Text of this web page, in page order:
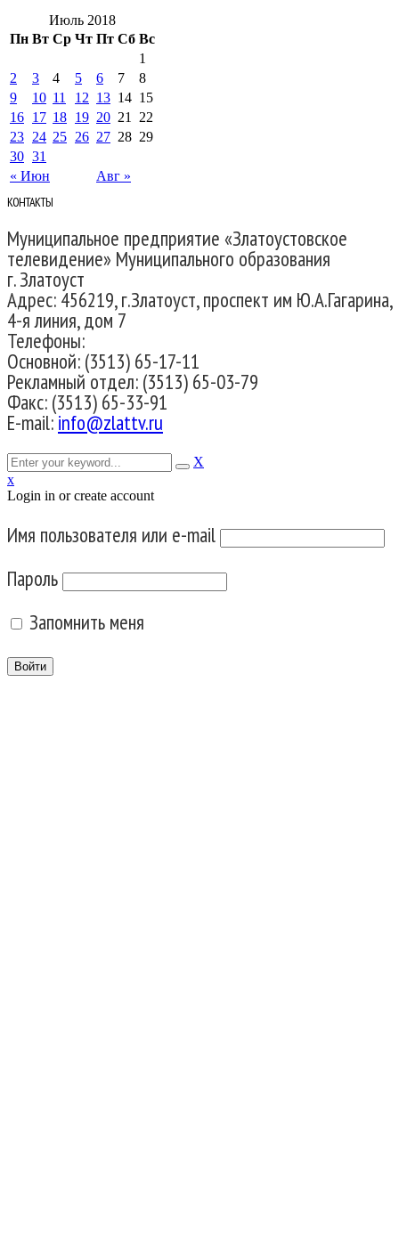
Июль 2018
Пн Вт Ср Чт Пт Сб Вс
« Июн Авг »
1
2
3 4 5 6 7
8
9
10 11 12 13 14 15
16 17 18 19 20 21
22
23 24 25 26 27 28 29
30 31
КОНТАКТЫ
Муниципальное предприятие «Златоустовское
телевидение» Муниципального образования
г. Златоуст
Адрес: 456219, г.Златоуст, проспект им Ю.А.Гагарина,
4-я линия, дом 7
Телефоны:
Основной: (3513) 65-17-11
Рекламный отдел: (3513) 65-03-79
Факс: (3513) 65-33-91
E-mail:info@zlattv.ru
X
x
Login in or create account
Имя пользователя или e-mail
Пароль
Запомнить меня